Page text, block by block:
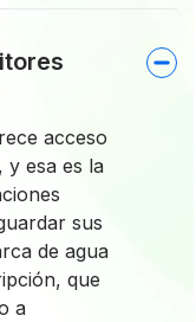
acceso
y esa es la
sus
de agua
que
a